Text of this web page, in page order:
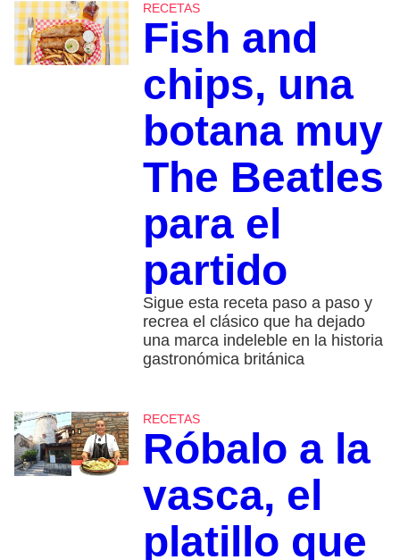
RECETAS
Fish and
chips, una
botana muy
The Beatles
para el
partido
Sigue esta receta paso a paso y
recrea el clásico que ha dejado
una marca indeleble en la historia
gastronómica británica
RECETAS
Róbalo a la
vasca, el
platillo que